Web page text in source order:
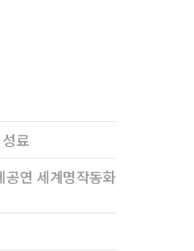
료
연 세계명작동화